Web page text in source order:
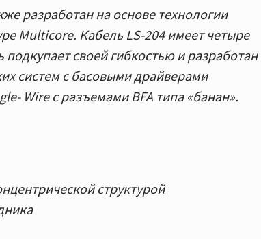
разработан на основе технологии
Multicore. Кабель LS-204 имеет четыре
своей гибкостью и разработан
систем с басовыми драйверами
Wire с разъемами BFA типа «банан».
структурой